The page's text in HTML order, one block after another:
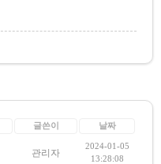
글쓴이 날짜
관리자
2024-01-05
13:28:08